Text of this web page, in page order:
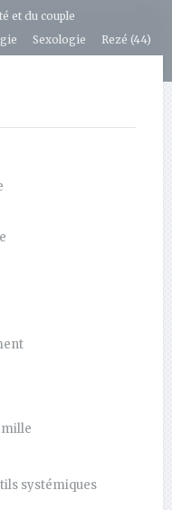
et du couple
Sexologie Rezé (44)
systémiques